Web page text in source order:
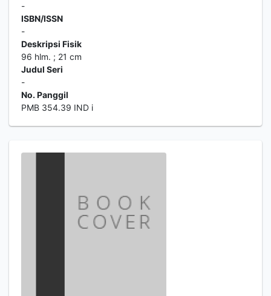
-
ISBN/ISSN
-
Deskripsi Fisik
96 hlm. ; 21 cm
Judul Seri
-
No. Panggil
PMB 354.39 IND i